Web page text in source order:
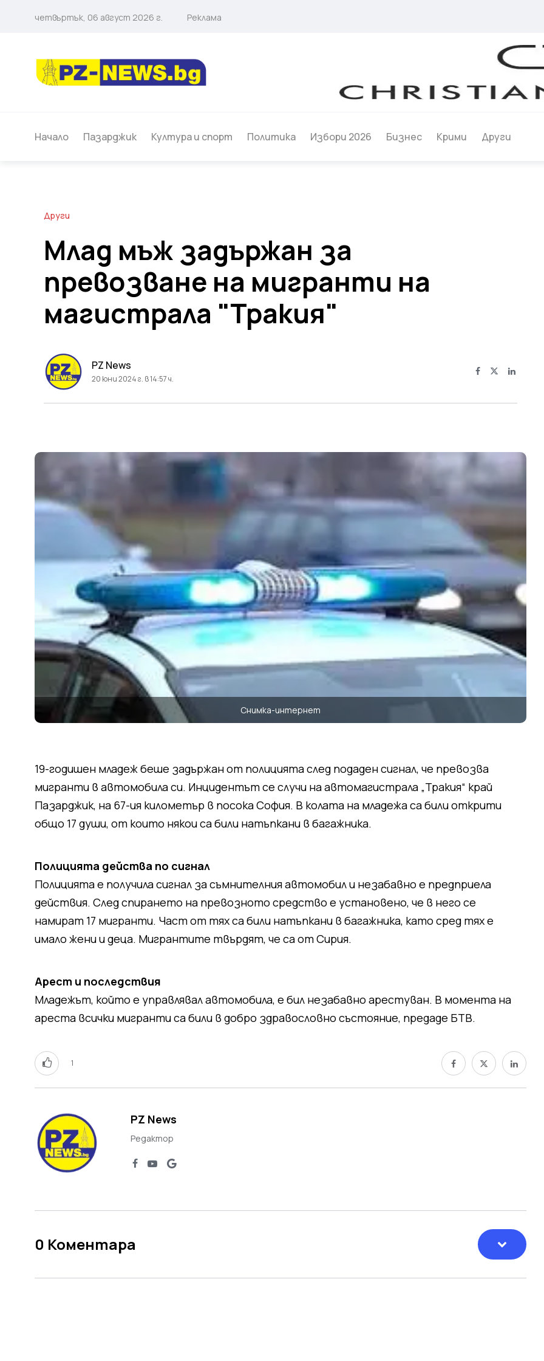
четвъртък, 06 август 2026 г. Реклама
Начало Пазарджик Култура и спорт Политика Избори 2026 Бизнес Крими Други
Други
Млад мъж задържан за
превозване на мигранти на
магистрала "Тракия"
PZ News
20 юни 2024 г. в 14:57 ч.
Снимка-интернет
19-годишен младеж беше задържан от полицията след подаден сигнал, че превозва
мигранти в автомобила си. Инцидентът се случи на автомагистрала „Тракия“ край
Пазарджик, на 67-ия километър в посока София. В колата на младежа са били открити
общо 17 души, от които някои са били натъпкани в багажника.
Полицията действа по сигнал
Полицията е получила сигнал за съмнителния автомобил и незабавно е предприела
действия. След спирането на превозното средство е установено, че в него се
намират 17 мигранти. Част от тях са били натъпкани в багажника, като сред тях е
имало жени и деца. Мигрантите твърдят, че са от Сирия.
Арест и последствия
Младежът, който е управлявал автомобила, е бил незабавно арестуван. В момента на
ареста всички мигранти са били в добро здравословно състояние, предаде БТВ.
1
PZ News
Редактор
0 Коментара